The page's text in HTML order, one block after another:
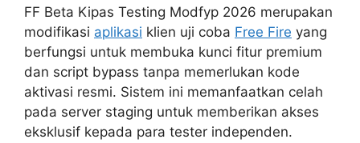
FF Beta Kipas Testing Modfyp 2026 merupakan
modifikasi aplikasi klien uji coba Free Fire yang
berfungsi untuk membuka kunci fitur premium
dan script bypass tanpa memerlukan kode
aktivasi resmi. Sistem ini memanfaatkan celah
pada server staging untuk memberikan akses
eksklusif kepada para tester independen.